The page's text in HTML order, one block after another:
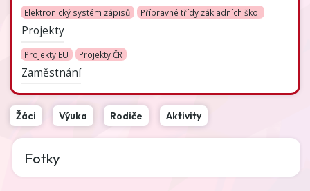
Elektronický systém zápisů
Přípravné třídy základních škol
Projekty
Projekty EU Projekty ČR
Zaměstnání
Žáci Výuka Rodiče Aktivity
Fotky